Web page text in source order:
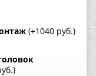
(+1040 руб.)